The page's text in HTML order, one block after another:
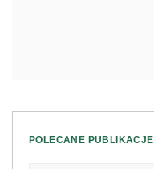
POLECANE PUBLIKACJE